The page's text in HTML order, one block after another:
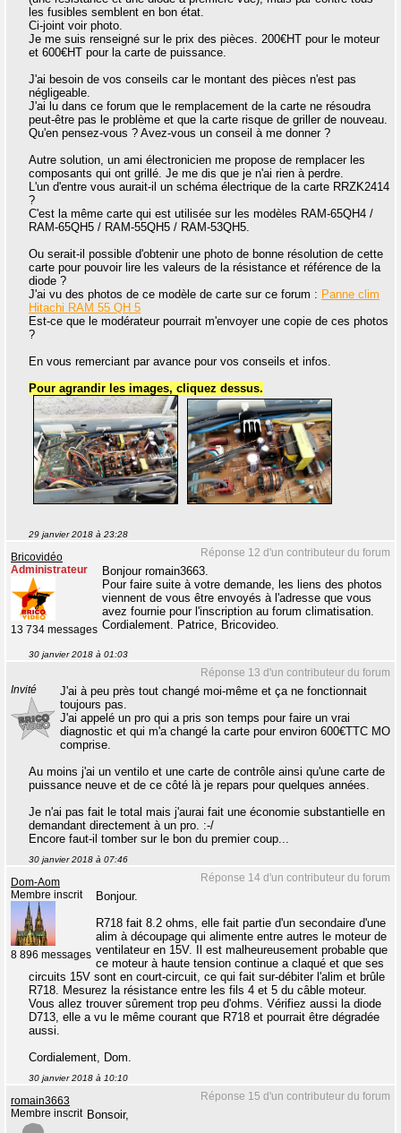
les fusibles semblent en bon état.
Ci-joint voir photo.
Je me suis renseigné sur le prix des pièces. 200€HT pour le moteur
et 600€HT pour la carte de puissance.
J'ai besoin de vos conseils car le montant des pièces n'est pas
négligeable.
J'ai lu dans ce forum que le remplacement de la carte ne résoudra
peut-être pas le problème et que la carte risque de griller de nouveau.
Qu'en pensez-vous ? Avez-vous un conseil à me donner ?
Autre solution, un ami électronicien me propose de remplacer les
composants qui ont grillé. Je me dis que je n'ai rien à perdre.
L'un d'entre vous aurait-il un schéma électrique de la carte RRZK2414
?
C'est la même carte qui est utilisée sur les modèles RAM-65QH4 /
RAM-65QH5 / RAM-55QH5 / RAM-53QH5.
Ou serait-il possible d'obtenir une photo de bonne résolution de cette
carte pour pouvoir lire les valeurs de la résistance et référence de la
diode ?
J'ai vu des photos de ce modèle de carte sur ce forum : Panne clim
Hitachi RAM 55 QH 5
Est-ce que le modérateur pourrait m'envoyer une copie de ces photos
?
En vous remerciant par avance pour vos conseils et infos.
Pour agrandir les images, cliquez dessus.
29 janvier 2018 à 23:28
Réponse 12 d'un contributeur du forum
Bricovidéo
Administrateur
13 734 messages
Bonjour romain3663.
Pour faire suite à votre demande, les liens des photos
viennent de vous être envoyés à l'adresse que vous
avez fournie pour l'inscription au forum climatisation.
Cordialement. Patrice, Bricovideo.
30 janvier 2018 à 01:03
Réponse 13 d'un contributeur du forum
Invité
J'ai à peu près tout changé moi-même et ça ne fonctionnait
toujours pas.
J'ai appelé un pro qui a pris son temps pour faire un vrai
diagnostic et qui m'a changé la carte pour environ 600€TTC MO
comprise.
Au moins j'ai un ventilo et une carte de contrôle ainsi qu'une carte de
puissance neuve et de ce côté là je repars pour quelques années.
Je n'ai pas fait le total mais j'aurai fait une économie substantielle en
demandant directement à un pro. :-/
Encore faut-il tomber sur le bon du premier coup...
30 janvier 2018 à 07:46
Réponse 14 d'un contributeur du forum
Dom-Aom
Membre inscrit
8 896 messages
Bonjour.
R718 fait 8.2 ohms, elle fait partie d'un secondaire d'une
alim à découpage qui alimente entre autres le moteur de
ventilateur en 15V. Il est malheureusement probable que
ce moteur à haute tension continue a claqué et que ses
circuits 15V sont en court-circuit, ce qui fait sur-débiter l'alim et brûle
R718. Mesurez la résistance entre les fils 4 et 5 du câble moteur.
Vous allez trouver sûrement trop peu d'ohms. Vérifiez aussi la diode
D713, elle a vu le même courant que R718 et pourrait être dégradée
aussi.
Cordialement, Dom.
30 janvier 2018 à 10:10
Réponse 15 d'un contributeur du forum
romain3663
Membre inscrit Bonsoir,